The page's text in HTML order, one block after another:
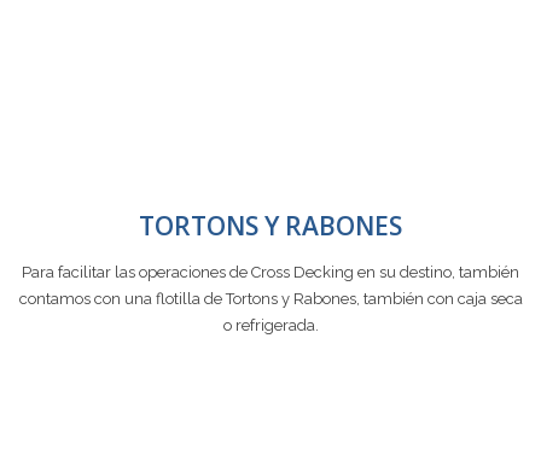
TORTONS Y RABONES
Para facilitar las operaciones de Cross Decking en su destino, también
contamos con una flotilla de Tortons y Rabones, también con caja seca
o refrigerada.